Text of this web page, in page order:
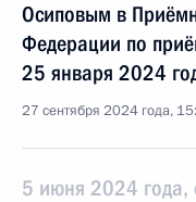
Осиповым в
Федерации по
25 января 2024
27 сентября 2024 года,
5 июня 2024 года,